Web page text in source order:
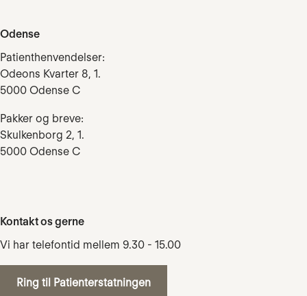
Odense
Patienthenvendelser:
Odeons Kvarter 8, 1.
5000 Odense C
Pakker og breve:
Skulkenborg 2, 1.
5000 Odense C
Kontakt os gerne
Vi har telefontid mellem 9.30 - 15.00
Ring til Patienterstatningen